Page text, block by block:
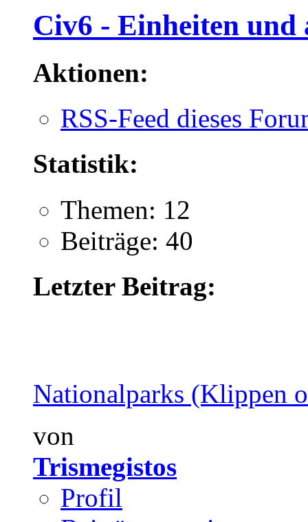
Civ6 - Einheiten und
Aktionen:
RSS-Feed dieses
Statistik:
Themen: 12
Beiträge: 40
Letzter Beitrag:
Nationalparks (Klippen
von
Trismegistos
Profil